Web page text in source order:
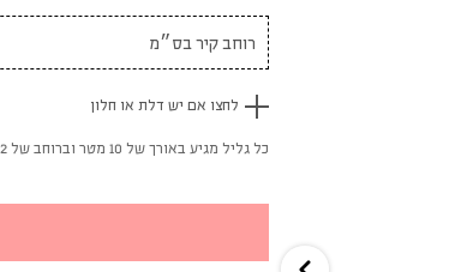
לחצו אם יש דלת או חלון
כל גליל מגיע באורך של 10 מטר וברוחב של 52 ס"מ